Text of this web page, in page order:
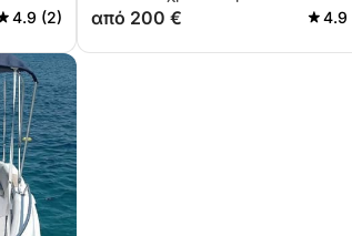
4.9 (2)
σκάφος
από 200 € 4.9